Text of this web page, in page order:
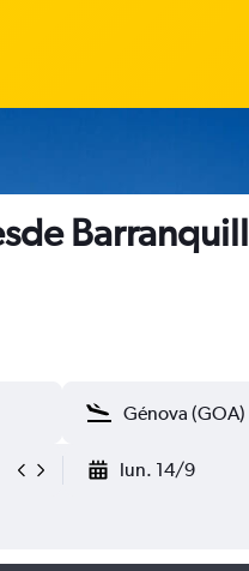
lun. 14/9